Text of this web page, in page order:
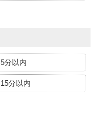
5分以内
15分以内